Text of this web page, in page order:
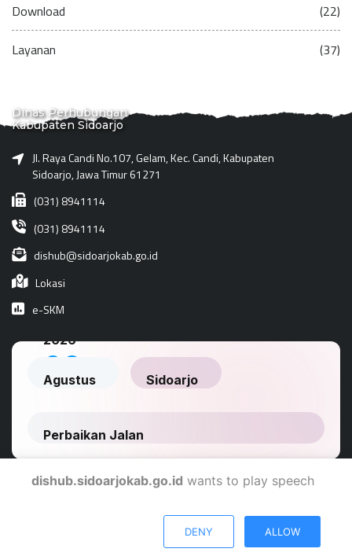
Download (22)
Layanan (37)
Dinas Perhubungan
Kabupaten Sidoarjo
Jl. Raya Candi No.107, Gelam, Kec. Candi, Kabupaten
Sidoarjo, Jawa Timur 61271
(031) 8941114
(031) 8941114
dishub@sidoarjokab.go.id
Lokasi
e-SKM
Dinas Komunikasi Dan Informatika Kabupaten Sidoarjo
© 2024
dishub.sidoarjokab.go.id wants to play speech
DENY ALLOW